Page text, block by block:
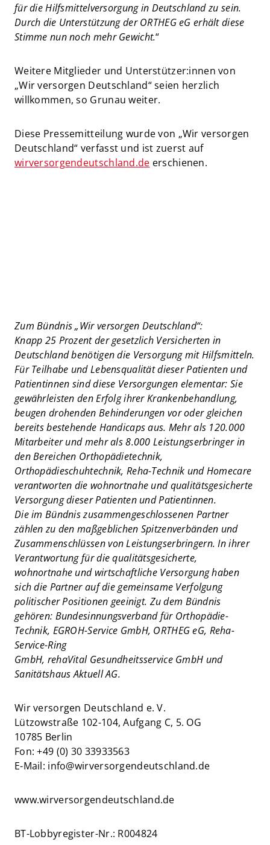
für die Hilfsmittelversorgung in Deutschland zu sein.
Durch die Unterstützung der ORTHEG eG erhält diese
Stimme nun noch mehr Gewicht.“
Weitere Mitglieder und Unterstützer:innen von
„Wir versorgen Deutschland“ seien herzlich
willkommen, so Grunau weiter.
Diese Pressemitteilung wurde von „Wir versorgen
Deutschland“ verfasst und ist zuerst auf
wirversorgendeutschland.de ​​​​​​​ erschienen.
Zum Bündnis „Wir versorgen Deutschland“:
Knapp 25 Prozent der gesetzlich Versicherten in
Deutschland benötigen die Versorgung mit Hilfsmitteln.
Für Teilhabe und Lebensqualität dieser Patienten und
Patientinnen sind diese Versorgungen elementar: Sie
gewährleisten den Erfolg ihrer Krankenbehandlung,
beugen drohenden Behinderungen vor oder gleichen
bereits bestehende Handicaps aus. Mehr als 120.000
Mitarbeiter und mehr als 8.000 Leistungserbringer in
den Bereichen Orthopädietechnik,
Orthopädieschuhtechnik, Reha-Technik und Homecare
verantworten die wohnortnahe und qualitätsgesicherte
Versorgung dieser Patienten und Patientinnen.
Die im Bündnis zusammengeschlossenen Partner
zählen zu den maßgeblichen Spitzenverbänden und
Zusammenschlüssen von Leistungserbringern. In ihrer
Verantwortung für die qualitätsgesicherte,
wohnortnahe und wirtschaftliche Versorgung haben
sich die Partner auf die gemeinsame Verfolgung
politischer Positionen geeinigt. Zu dem Bündnis
gehören: Bundesinnungsverband für Orthopädie-
Technik, EGROH-Service GmbH, ORTHEG eG, Reha-
Service-Ring
GmbH, rehaVital Gesundheitsservice GmbH und
Sanitätshaus Aktuell AG.
Wir versorgen Deutschland e. V.
Lützowstraße 102-104, Aufgang C, 5. OG
10785 Berlin
Fon: +49 (0) 30 33933563
E-Mail: info@wirversorgendeutschland.de
www.wirversorgendeutschland.de
BT-Lobbyregister-Nr.: R004824